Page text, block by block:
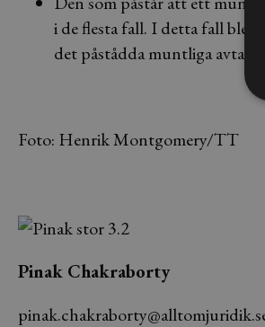
i de flesta fall. I detta fall
det påstådda muntliga avtalet
Foto: Henrik Montgomery/TT
Pinak Chakraborty